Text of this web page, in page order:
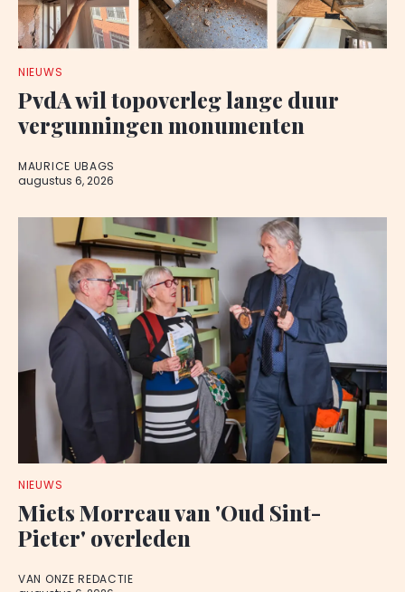
NIEUWS
PvdA wil topoverleg lange duur
vergunningen monumenten
MAURICE UBAGS
augustus 6, 2026
NIEUWS
Miets Morreau van 'Oud Sint-
Pieter' overleden
VAN ONZE REDACTIE